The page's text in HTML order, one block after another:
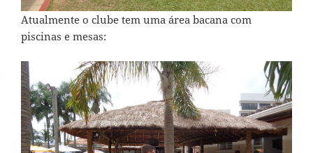
Atualmente o clube tem uma área bacana com
piscinas e mesas: